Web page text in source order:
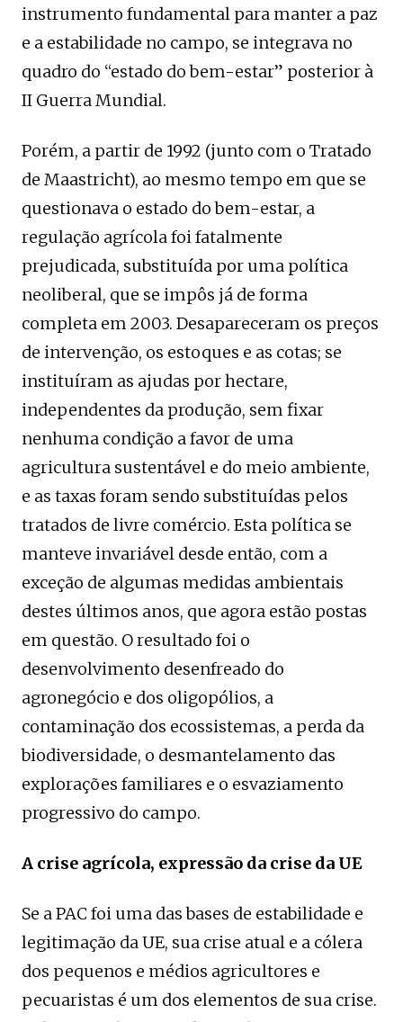
instrumento fundamental para manter a paz
e a estabilidade no campo, se integrava no
quadro do “estado do bem-estar” posterior à
II Guerra Mundial.
Porém, a partir de 1992 (junto com o Tratado
de Maastricht), ao mesmo tempo em que se
questionava o estado do bem-estar, a
regulação agrícola foi fatalmente
prejudicada, substituída por uma política
neoliberal, que se impôs já de forma
completa em 2003. Desapareceram os preços
de intervenção, os estoques e as cotas; se
instituíram as ajudas por hectare,
independentes da produção, sem fixar
nenhuma condição a favor de uma
agricultura sustentável e do meio ambiente,
e as taxas foram sendo substituídas pelos
tratados de livre comércio. Esta política se
manteve invariável desde então, com a
exceção de algumas medidas ambientais
destes últimos anos, que agora estão postas
em questão. O resultado foi o
desenvolvimento desenfreado do
agronegócio e dos oligopólios, a
contaminação dos ecossistemas, a perda da
biodiversidade, o desmantelamento das
explorações familiares e o esvaziamento
progressivo do campo.
A crise agrícola, expressão da crise da UE
Se a PAC foi uma das bases de estabilidade e
legitimação da UE, sua crise atual e a cólera
dos pequenos e médios agricultores e
pecuaristas é um dos elementos de sua crise.